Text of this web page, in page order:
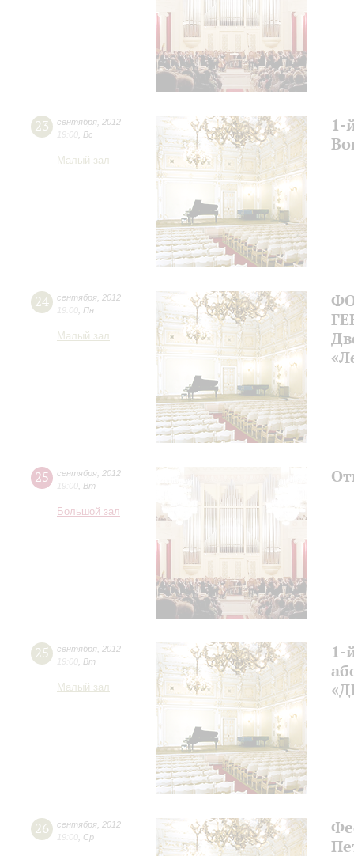
23 сентября 2012
19:00 Вс
Малый зал
1-
24 сентября 2012
19:00 Пн
Малый зал
25 сентября 2012
19:00 Вт
Большой зал
25 сентября 2012
19:00 Вт
Малый зал
1-
26 сентября 2012
19:00 Ср